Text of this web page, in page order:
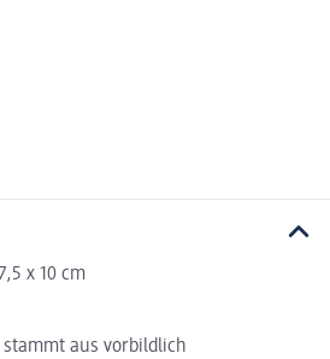
x 10 cm
aus vorbildlich